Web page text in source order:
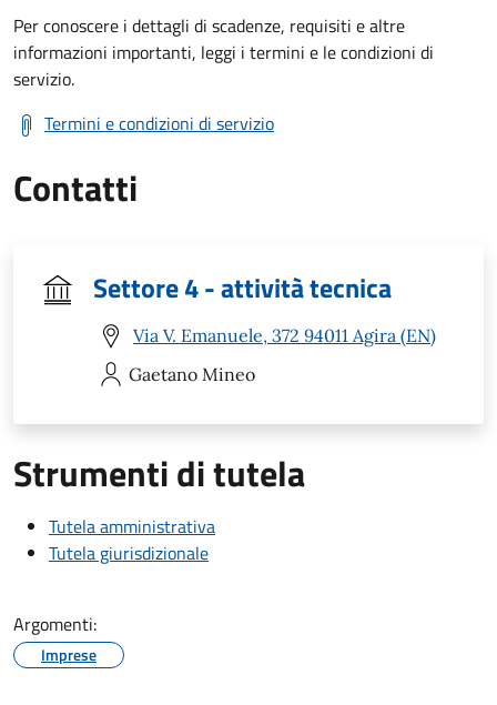
Per conoscere i dettagli di scadenze, requisiti e altre
informazioni importanti, leggi i termini e le condizioni di
servizio.
Termini e condizioni di servizio
Contatti
Settore 4 - attività tecnica
Via V. Emanuele, 372 94011 Agira (EN)
Gaetano Mineo
Strumenti di tutela
Tutela amministrativa
Tutela giurisdizionale
Argomenti:
Imprese